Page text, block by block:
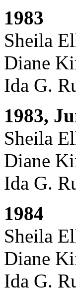
1983
Sheila
Diane
Ida G.
1983,
Sheila
Diane
Ida G.
1984
Sheila
Diane
Ida G.